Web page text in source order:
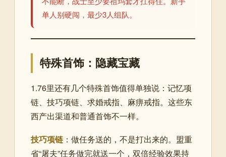
单人别硬闯，最少3人组队。
特殊首饰：隐藏宝藏
1.76里还有几个特殊首饰值得单独说：记忆项
链、技巧项链、求婚戒指、麻痹戒指。这些东
西产出渠道和普通首饰不一样。
技巧项链 ：做任务送的，不是打出来的。盟重
省“屠夫”任务做完就送一个，双倍经验效果持